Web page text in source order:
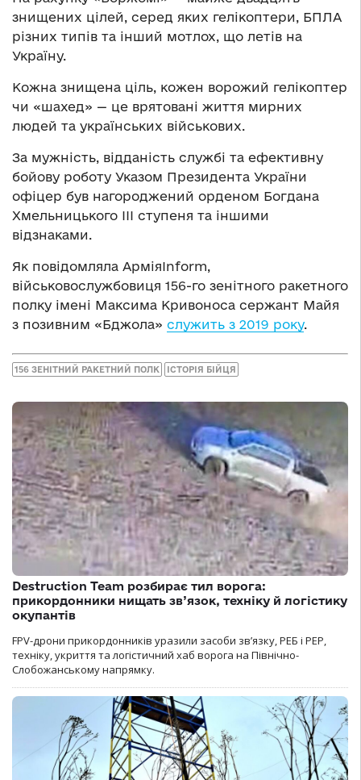
знищених цілей, серед яких гелікоптери, БПЛА
різних типів та інший мотлох, що летів на
Україну.
Кожна знищена ціль, кожен ворожий гелікоптер
чи «шахед» — це врятовані життя мирних
людей та українських військових.
За мужність, відданість службі та ефективну
бойову роботу Указом Президента України
офіцер був нагороджений орденом Богдана
Хмельницького III ступеня та іншими
відзнаками.
Як повідомляла АрміяInform,
військовослужбовиця 156-го зенітного ракетного
полку імені Максима Кривоноса сержант Майя
з позивним «Бджола» служить з 2019 року.
156 ЗЕНІТНИЙ РАКЕТНИЙ ПОЛК ІСТОРІЯ БІЙЦЯ
Destruction Team розбирає тил ворога:
прикордонники нищать зв’язок, техніку й логістику
окупантів
FPV-дрони прикордонників уразили засоби зв’язку, РЕБ і РЕР,
техніку, укриття та логістичний хаб ворога на Північно-
Слобожанському напрямку.